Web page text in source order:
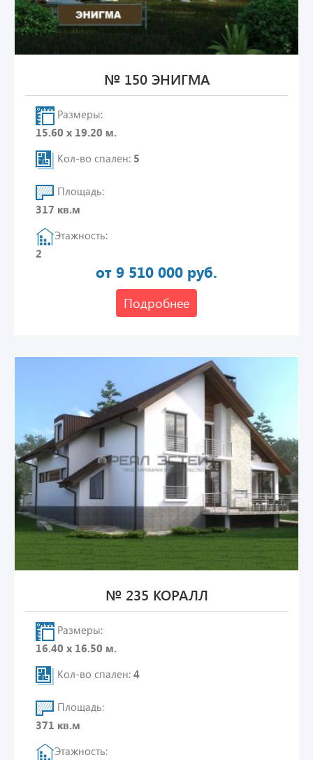
№ 150 ЭНИГМА
Размеры:
15.60 х 19.20 м.
Кол-во спален: 5
Площадь:
317 кв.м
Этажность:
2
от 9 510 000 руб.
Подробнее
№ 235 КОРАЛЛ
Размеры:
16.40 х 16.50 м.
Кол-во спален: 4
Площадь:
371 кв.м
Этажность: